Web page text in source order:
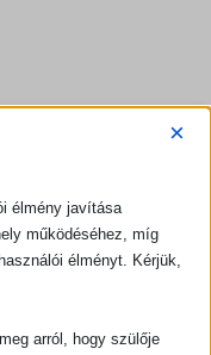
×
élmény javítása
működéséhez, míg
élményt. Kérjük,
arról, hogy szülője